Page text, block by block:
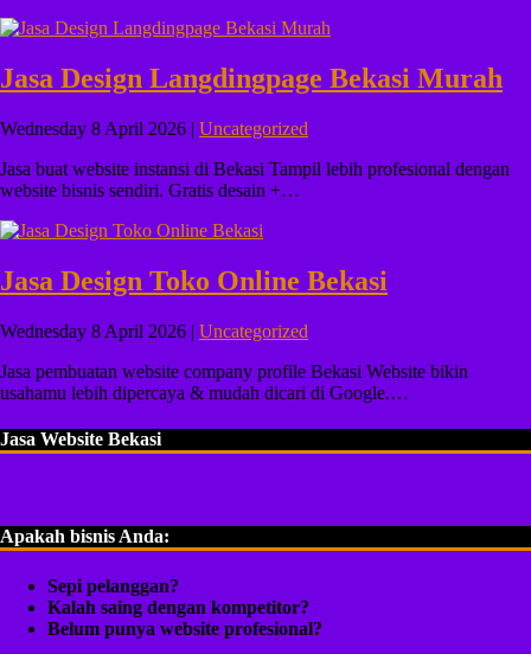
Jasa Design Langdingpage Bekasi Murah
Wednesday 8 April 2026 | Uncategorized
Jasa buat website instansi di Bekasi Tampil lebih profesional dengan
website bisnis sendiri. Gratis desain +…
Jasa Design Toko Online Bekasi
Wednesday 8 April 2026 | Uncategorized
Jasa pembuatan website company profile Bekasi Website bikin
usahamu lebih dipercaya & mudah dicari di Google.…
Jasa Website Bekasi
Apakah bisnis Anda:
Sepi pelanggan?
Kalah saing dengan kompetitor?
Belum punya website profesional?